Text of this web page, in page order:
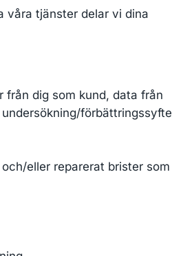
våra tjänster delar vi dina
från dig som kund, data från
förbättringssyfte
eller reparerat brister som